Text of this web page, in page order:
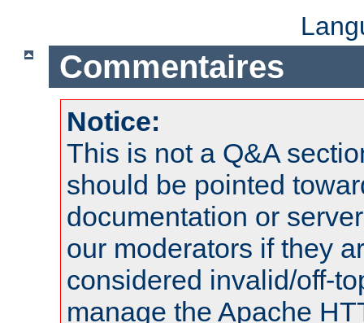
Commentaires
Notice:
This is not a Q&A
should be pointed
documentation or
our moderators if they
considered invalid/off-
manage the Apache